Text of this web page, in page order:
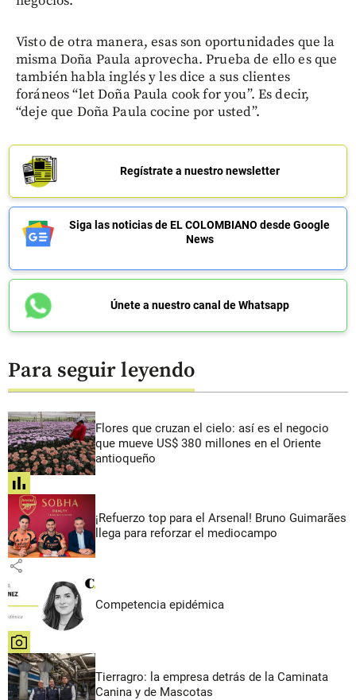
Visto de otra manera, esas son oportunidades que la
misma Doña Paula aprovecha. Prueba de ello es que
también habla inglés y les dice a sus clientes
foráneos “let Doña Paula cook for you”. Es decir,
“deje que Doña Paula cocine por usted”.
Regístrate a nuestro newsletter
Siga las noticias de EL COLOMBIANO desde Google
News
Únete a nuestro canal de Whatsapp
Para seguir leyendo
Flores que cruzan el cielo: así es el negocio
que mueve US$ 380 millones en el Oriente
antioqueño
share
¡Refuerzo top para el Arsenal! Bruno Guimarães
llega para reforzar el mediocampo
share
Competencia epidémica
share
Tierragro: la empresa detrás de la Caminata
Canina y de Mascotas